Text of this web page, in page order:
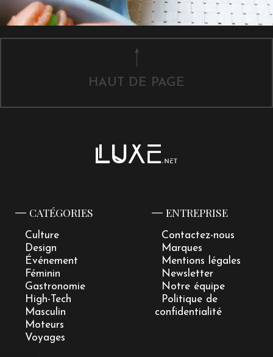
HAUT DE PAGE
CATÉGORIES
Culture
Design
Événement
Féminin
Gastronomie
High-Tech
Masculin
Moteurs
Voyages
ENTREPRISE
Contactez-nous
Marques
Mentions légales
Newsletter
Notre équipe
Politique de
confidentialité